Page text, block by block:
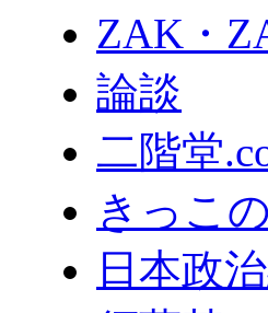
ZAK・
論談
二階堂
きっこ
日本政